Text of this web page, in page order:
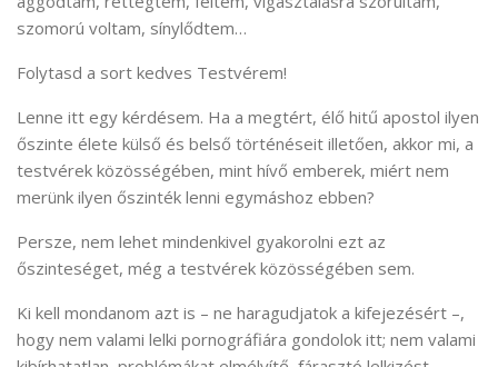
szomorú voltam, sínylődtem…
Folytasd a sort kedves Testvérem!
Lenne itt egy kérdésem. Ha a megtért, élő hitű apostol ilyen
őszinte élete külső és belső történéseit illetően, akkor mi, a
testvérek közösségében, mint hívő emberek, miért nem
merünk ilyen őszinték lenni egymáshoz ebben?
Persze, nem lehet mindenkivel gyakorolni ezt az
őszinteséget, még a testvérek közösségében sem.
Ki kell mondanom azt is – ne haragudjatok a kifejezésért –,
hogy nem valami lelki pornográfiára gondolok itt; nem valami